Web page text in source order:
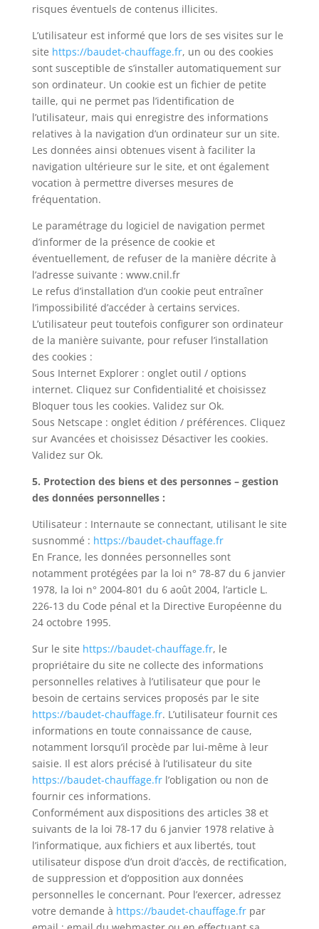
risques éventuels de contenus illicites.
L’utilisateur est informé que lors de ses visites sur le
site https://baudet-chauffage.fr, un ou des cookies
sont susceptible de s’installer automatiquement sur
son ordinateur. Un cookie est un fichier de petite
taille, qui ne permet pas l’identification de
l’utilisateur, mais qui enregistre des informations
relatives à la navigation d’un ordinateur sur un site.
Les données ainsi obtenues visent à faciliter la
navigation ultérieure sur le site, et ont également
vocation à permettre diverses mesures de
fréquentation.
Le paramétrage du logiciel de navigation permet
d’informer de la présence de cookie et
éventuellement, de refuser de la manière décrite à
l’adresse suivante : www.cnil.fr
Le refus d’installation d’un cookie peut entraîner
l’impossibilité d’accéder à certains services.
L’utilisateur peut toutefois configurer son ordinateur
de la manière suivante, pour refuser l’installation
des cookies :
Sous Internet Explorer : onglet outil / options
internet. Cliquez sur Confidentialité et choisissez
Bloquer tous les cookies. Validez sur Ok.
Sous Netscape : onglet édition / préférences. Cliquez
sur Avancées et choisissez Désactiver les cookies.
Validez sur Ok.
5. Protection des biens et des personnes – gestion
des données personnelles :
Utilisateur : Internaute se connectant, utilisant le site
susnommé : https://baudet-chauffage.fr
En France, les données personnelles sont
notamment protégées par la loi n° 78-87 du 6 janvier
1978, la loi n° 2004-801 du 6 août 2004, l’article L.
226-13 du Code pénal et la Directive Européenne du
24 octobre 1995.
Sur le site https://baudet-chauffage.fr, le
propriétaire du site ne collecte des informations
personnelles relatives à l’utilisateur que pour le
besoin de certains services proposés par le site
https://baudet-chauffage.fr. L’utilisateur fournit ces
informations en toute connaissance de cause,
notamment lorsqu’il procède par lui-même à leur
saisie. Il est alors précisé à l’utilisateur du site
https://baudet-chauffage.frl’obligation ou non de
fournir ces informations.
Conformément aux dispositions des articles 38 et
suivants de la loi 78-17 du 6 janvier 1978 relative à
l’informatique, aux fichiers et aux libertés, tout
utilisateur dispose d’un droit d’accès, de rectification,
de suppression et d’opposition aux données
personnelles le concernant. Pour l’exercer, adressez
votre demande à https://baudet-chauffage.frpar